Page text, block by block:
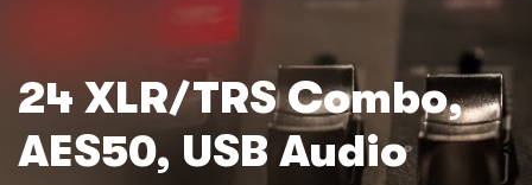
24 XLR/TRS Combo,
AES50, USB Audio